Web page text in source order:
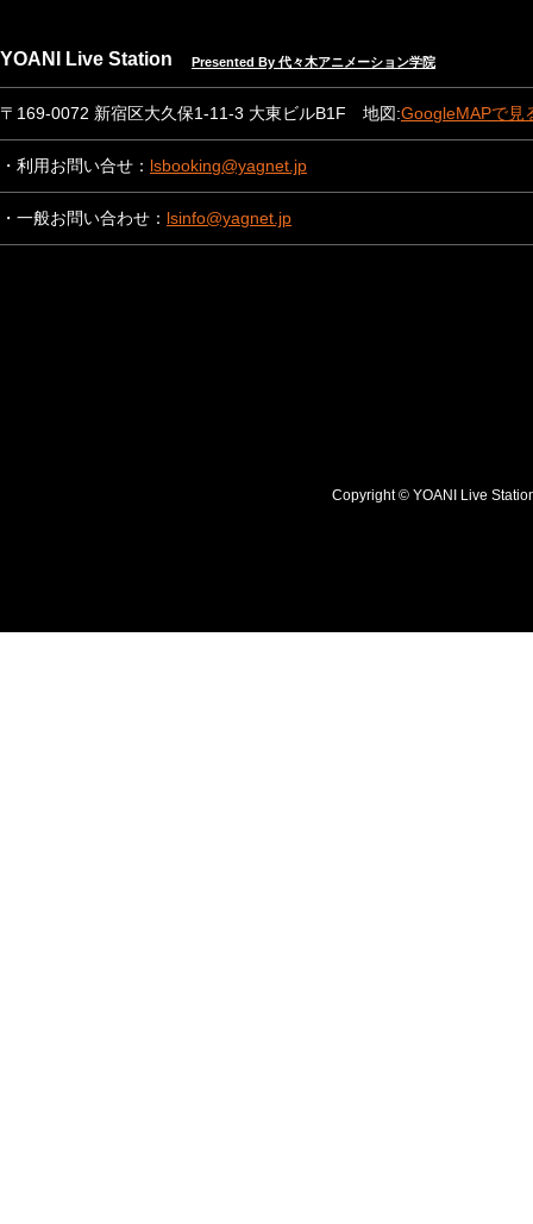
YOANI Live Station Presented By 代々木アニメーション学院
〒169-0072 新宿区大久保1-11-3 大東ビルB1F 地図:GoogleMAPで見
・利用お問い合せ： lsbooking@yagnet.jp
・一般お問い合わせ： lsinfo@yagnet.jp
Copyright © YOANI Live